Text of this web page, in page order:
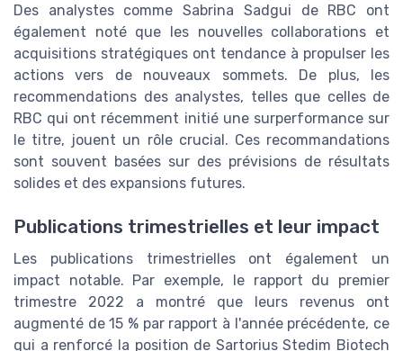
Des analystes comme Sabrina Sadgui de RBC ont
également noté que les nouvelles collaborations et
acquisitions stratégiques ont tendance à propulser les
actions vers de nouveaux sommets. De plus, les
recommendations des analystes, telles que celles de
RBC qui ont récemment initié une surperformance sur
le titre, jouent un rôle crucial. Ces recommandations
sont souvent basées sur des prévisions de résultats
solides et des expansions futures.
Publications trimestrielles et leur impact
Les publications trimestrielles ont également un
impact notable. Par exemple, le rapport du premier
trimestre 2022 a montré que leurs revenus ont
augmenté de 15 % par rapport à l'année précédente, ce
qui a renforcé la position de Sartorius Stedim Biotech